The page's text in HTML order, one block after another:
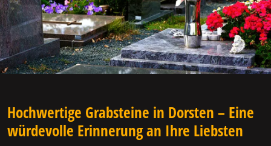
Hochwertige Grabsteine in Dorsten – Eine
würdevolle Erinnerung an Ihre Liebsten